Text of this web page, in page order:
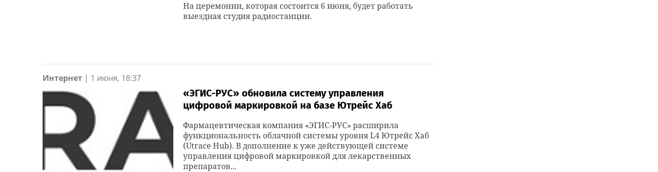
На церемонии, которая состоится 6 июня, будет работать
выездная студия радиостанции.
Интернет | 1 июня, 18:37
«ЭГИС-РУС» обновила систему управления
цифровой маркировкой на базе Ютрейс Хаб
Фармацевтическая компания «ЭГИС-РУС» расширила
функциональность облачной системы уровня L4 Ютрейс Хаб
(Utrace Hub). В дополнение к уже действующей системе
управления цифровой маркировкой для лекарственных
препаратов...